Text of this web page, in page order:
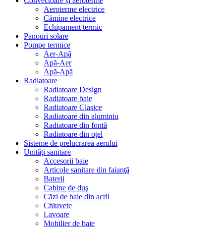
Aeroterme electrice
Cămine electrice
Echipament termic
Panouri solare
Pompe termice
Aer-Apă
Apă-Aer
Apă-Apă
Radiatoare
Radiatoare Design
Radiatoare baie
Radiatoare Clasice
Radiatoare din aluminiu
Radiatoare din fontă
Radiatoare din oțel
Sisteme de prelucrarea aerului
Unități sanitare
Accesorii baie
Articole sanitare din faianţă
Baterii
Cabine de duş
Căzi de baie din acril
Chiuvete
Lavoare
Mobilier de baie